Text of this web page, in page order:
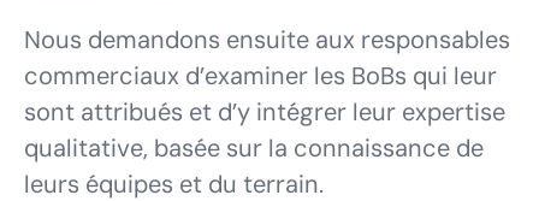
Nous demandons ensuite aux responsables
commerciaux d’examiner les BoBs qui leur
sont attribués et d’y intégrer leur expertise
qualitative, basée sur la connaissance de
leurs équipes et du terrain.